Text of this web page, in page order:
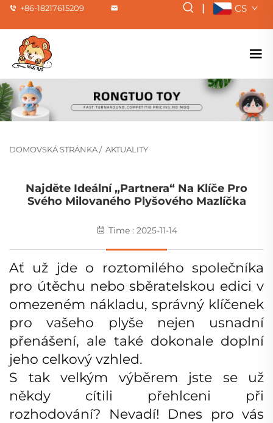
+86-18217615209 | CS
DOMOVSKÁ STRÁNKA/ AKTUALITY
Najděte Ideální „partnera“ Na Klíče Pro
Svého Milovaného Plyšového Mazlíčka
Time : 2025-11-14
Ať už jde o roztomilého společníka
pro útěchu nebo sběratelskou edici v
omezeném nákladu, správný klíčenek
pro vašeho plyše nejen usnadní
přenášení, ale také dokonale doplní
jeho celkový vzhled.
S tak velkým výběrem jste se už
někdy cítili přehlceni při
rozhodování? Nevadí! Dnes pro vás